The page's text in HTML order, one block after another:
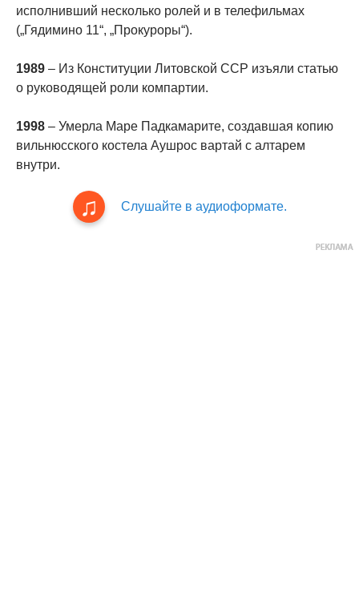
исполнивший несколько ролей и в телефильмах
(„Гядимино 11“, „Прокуроры“).
1989 – Из Конституции Литовской ССР изъяли статью
о руководящей роли компартии.
1998 – Умерла Маре Падкамарите, создавшая копию
вильнюсского костела Аушрос вартай с алтарем
внутри.
Слушайте в аудиоформате.